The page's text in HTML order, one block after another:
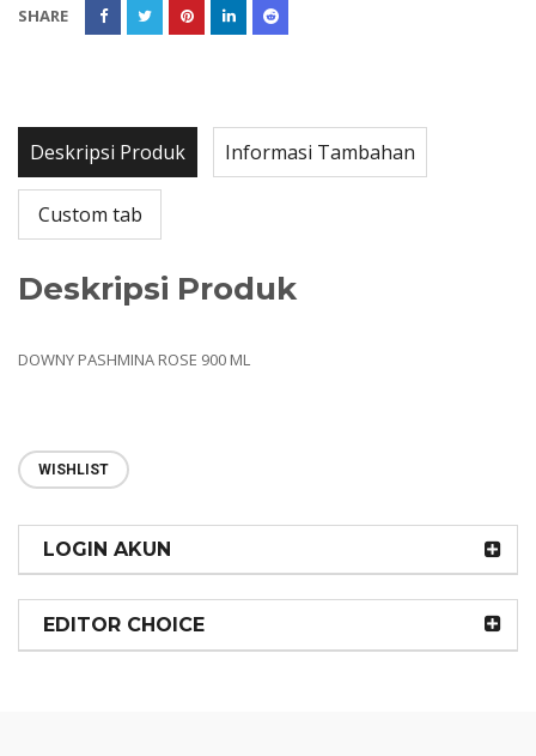
SHARE
Deskripsi Produk Informasi Tambahan
Custom tab
Deskripsi Produk
DOWNY PASHMINA ROSE 900 ML
WISHLIST
LOGIN AKUN
EDITOR CHOICE